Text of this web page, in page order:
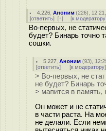
4.226 ,Аноним (226),
[ответить] [↑] [к модератору
Во-первых, не
будет? Бинарь точно
сошки.
5.227 ,Аноним (93),
[ответить] [к модератору]
> Во-первых, не
не будет? Бинарь
> мапится в память,
Он может и не
в части раста. На
не делали. Если